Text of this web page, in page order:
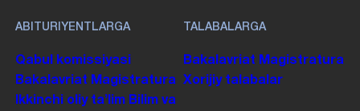
ABITURIYENTLARGA
Qabul komissiyasi
Bakalavriat Magistratura
Ikkinchi oliy taʼlim Bilim va
TALABALARGA
Bakalavriat Magistratura
Xorijiy talabalar